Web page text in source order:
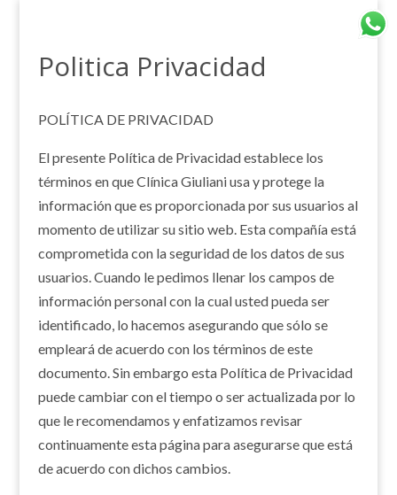
Politica Privacidad
POLÍTICA DE PRIVACIDAD
El presente Política de Privacidad establece los
términos en que Clínica Giuliani usa y protege la
información que es proporcionada por sus usuarios al
momento de utilizar su sitio web. Esta compañía está
comprometida con la seguridad de los datos de sus
usuarios. Cuando le pedimos llenar los campos de
información personal con la cual usted pueda ser
identificado, lo hacemos asegurando que sólo se
empleará de acuerdo con los términos de este
documento. Sin embargo esta Política de Privacidad
puede cambiar con el tiempo o ser actualizada por lo
que le recomendamos y enfatizamos revisar
continuamente esta página para asegurarse que está
de acuerdo con dichos cambios.